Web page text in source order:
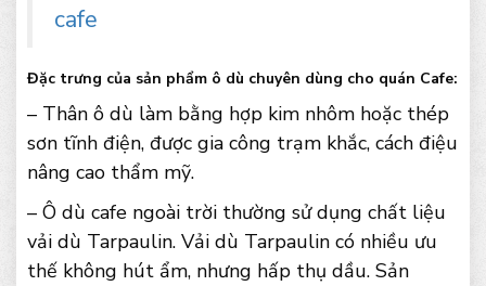
cafe
Đặc trưng của sản phẩm ô dù chuyên dùng cho quán Cafe:
– Thân ô dù làm bằng hợp kim nhôm hoặc thép
sơn tĩnh điện, được gia công trạm khắc, cách điệu
nâng cao thẩm mỹ.
– Ô dù cafe ngoài trời thường sử dụng chất liệu
vải dù Tarpaulin. Vải dù Tarpaulin có nhiều ưu
thế không hút ẩm, nhưng hấp thụ dầu. Sản